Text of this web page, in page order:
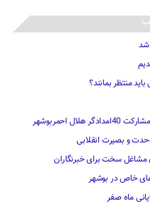
منتظر بمانند؟
احمربوشهر
مشاغل سخت برای خبرنگاران
خاص در بوشهر